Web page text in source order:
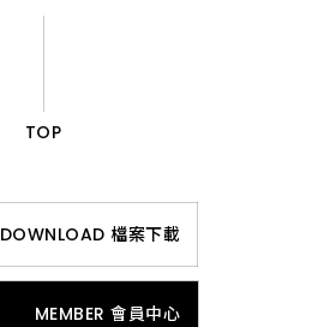
TOP
DOWNLOAD 檔案下載
MEMBER 會員中心